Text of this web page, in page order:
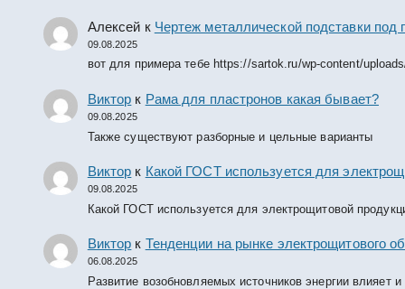
Алексей к Чертеж металлической подставки
09.08.2025
вот для примера тебе https://sartok.ru/wp-content/
Виктор к Рама для пластронов какая бывает?
09.08.2025
Также существуют разборные и цельные варианты
Виктор к Какой ГОСТ используется для
09.08.2025
Какой ГОСТ используется для электрощитовой
Виктор к Тенденции на рынке электрощитового
06.08.2025
Развитие возобновляемых источников энергии влияет